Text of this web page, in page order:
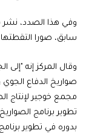
وفي هذا الصدد،
سابق، صورا التقطتها
وقال المركز إنه
صواريخ الدفاع الجوي
مجمع خوجير لإنتاج
تطوير برنامج
بدوره في تطوير